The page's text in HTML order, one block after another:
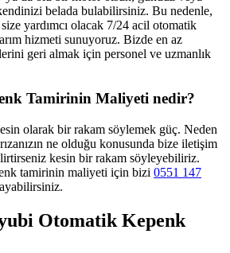
belada bulabilirsiniz. Bu nedenle,
yardımcı olacak 7/24 acil otomatik
hizmeti sunuyoruz. Bizde en az
geri almak için personel ve uzmanlık
Tamirinin Maliyeti nedir?
olarak bir rakam söylemek güç. Neden
ne olduğu konusunda bize iletişim
kesin bir rakam söyleyebiliriz.
tamirinin maliyeti için bizi 0551 147
Otomatik Kepenk